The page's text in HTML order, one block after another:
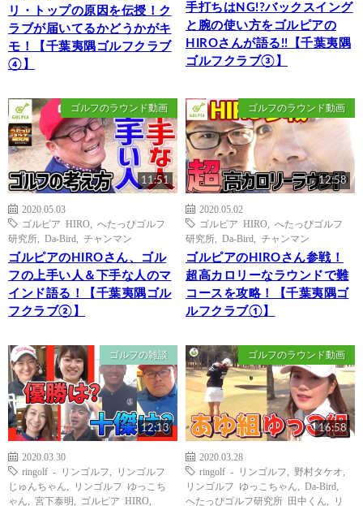
リ・トップの原因を伝授！ク
ラブが届いてるかどうかがキ
モ！【千葉夷隅ゴルフクラブ
④】
手打ちはNG!?バックスイング
と腕の使い方をゴルピアの
HIROさんが語る!!【千葉夷隅
ゴルフクラブ③】
ゴルフのラウンド動画
11:51
2020.05.03
ゴルピア HIRO
へたっぴゴルフ
研究所
Da-Bird チャンマン
ゴルピアのHIROさん、ゴル
フの上手い人＆下手な人のマ
インド語る！【千葉夷隅ゴル
フクラブ②】
ゴルフのラウンド動画
12:58
2020.05.02
ゴルピア HIRO
へたっぴゴルフ
研究所
Da-Bird チャンマン
ゴルピアのHIROさん参戦！
超高カロリーなラウンドで難
コースを攻略！【千葉夷隅ゴ
ルフクラブ①】
ゴルフの雑談
12:13
2020.03.30
ringolf - リンゴルフ
リンゴルフ
じゅんちゃん
リンゴルフ ゆっこち
ゃん
宮下泰明 ゴルピア HIRO
ゴルフのラウンド動画
16:58
2020.03.28
ringolf - リンゴルフ
野村タケオ
リンゴルフ ゆっこちゃん
Da-Bird
へたっぴゴルフ研究所 田中くん
リ